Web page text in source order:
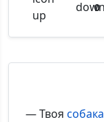
0
— Твоя собака